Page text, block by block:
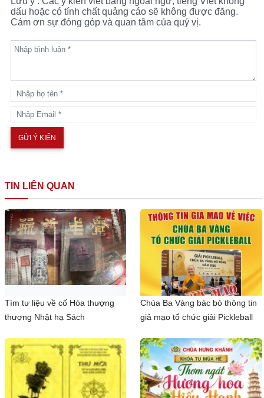
dấu hoặc có tính chất quảng cáo sẽ không được đăng.
Cám ơn sự đóng góp và quan tâm của quý vị.
TIN LIÊN QUAN
Tìm tư liệu về cố Hòa thượng
thượng Nhật hạ Sách
Chùa Ba Vàng bác bỏ thông tin
giả mạo tổ chức giải Pickleball